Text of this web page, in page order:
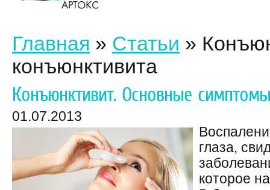
Главная » Статьи »
конъюнктивита
Конъюнктивит. Основные
01.07.2013
глаза,
которое